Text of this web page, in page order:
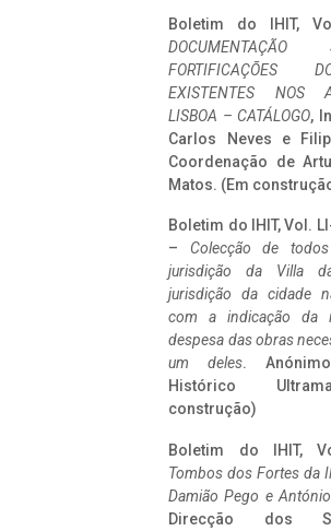
Boletim do IHIT,
FORTIFICAÇÕES
EXISTENTES NOS
LISBOA – CATÁLOGO,
Carlos Neves e
Coordenação de
Matos. (Em
Boletim do IHIT, Vol.
– Colecção de
jurisdição da Villa
jurisdição da cidade
com a indicação da
despesa das obras
um deles.
Histórico
construção)
Boletim do IHIT,
Tombos dos Fortes da
Damião Pego e
Direcção dos